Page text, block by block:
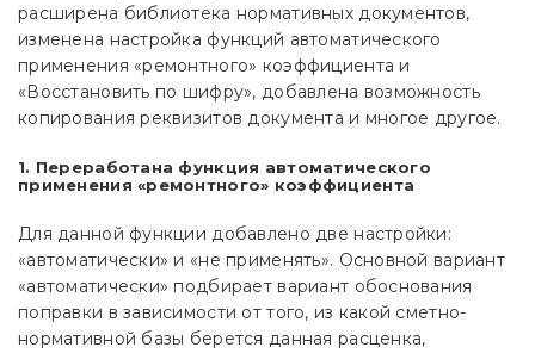
расширена библиотека нормативных документов,
изменена настройка функций автоматического
применения «ремонтного» коэффициента и
«Восстановить по шифру», добавлена возможность
копирования реквизитов документа и многое другое.
1. Переработана функция автоматического
применения «ремонтного» коэффициента
Для данной функции добавлено две настройки:
«автоматически» и «не применять». Основной вариант
«автоматически» подбирает вариант обоснования
поправки в зависимости от того, из какой сметно-
нормативной базы берется данная расценка,